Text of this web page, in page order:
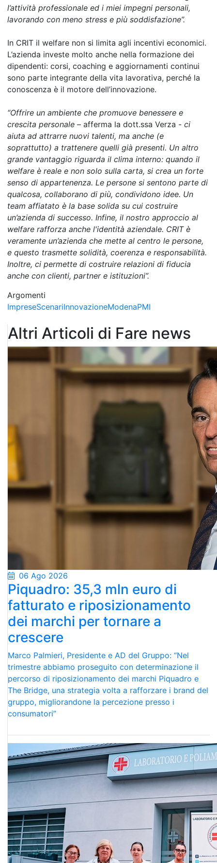
l’attività professionale ed i miei impegni personali,
lavorando con meno stress e più soddisfazione”.
In CRIT il welfare non si limita agli incentivi economici.
L’azienda investe molto anche nella formazione dei
dipendenti: corsi, coaching e aggiornamenti continui
sono parte integrante della vita lavorativa, perché la
conoscenza è il motore dell’innovazione.
“Offrire un ambiente che promuove benessere e
crescita personale – afferma la dott.ssa Verza - ci
aiuta ad attrarre nuovi talenti, ma anche (e
soprattutto) a trattenere quelli già presenti. Un altro
grande vantaggio riguarda il clima interno: quando il
welfare è reale e non solo sulla carta, si crea un forte
senso di appartenenza. Le persone si sentono parte di
qualcosa, collaborano di più, condividono idee. Un
team affiatato è la base solida su cui costruire
un’azienda di successo. Infine, il nostro approccio al
welfare rafforza anche l'identità aziendale. CRIT è
veramente un’azienda che mette al centro le persone,
e questo trasmette solidità, coerenza e responsabilità.
Inoltre, ci permette di costruire relazioni di fiducia
anche con clienti, partner e istituzioni”.
Argomenti
ImpreseScenariInnovazioneModenaPMI
Altri Articoli di Fare news
06 Ago 2026
Piquadro: 35,3 mln euro di
fatturato e riposizionamento
dei marchi per tornare a
crescere
Marco Palmieri, Presidente e AD del Gruppo: “Nel
trimestre abbiamo proseguito con determinazione il
percorso di riposizionamento dei marchi Piquadro e
The Bridge, una strategia volta a rafforzare i brand del
gruppo, migliorandone la percezione presso i
consumatori”